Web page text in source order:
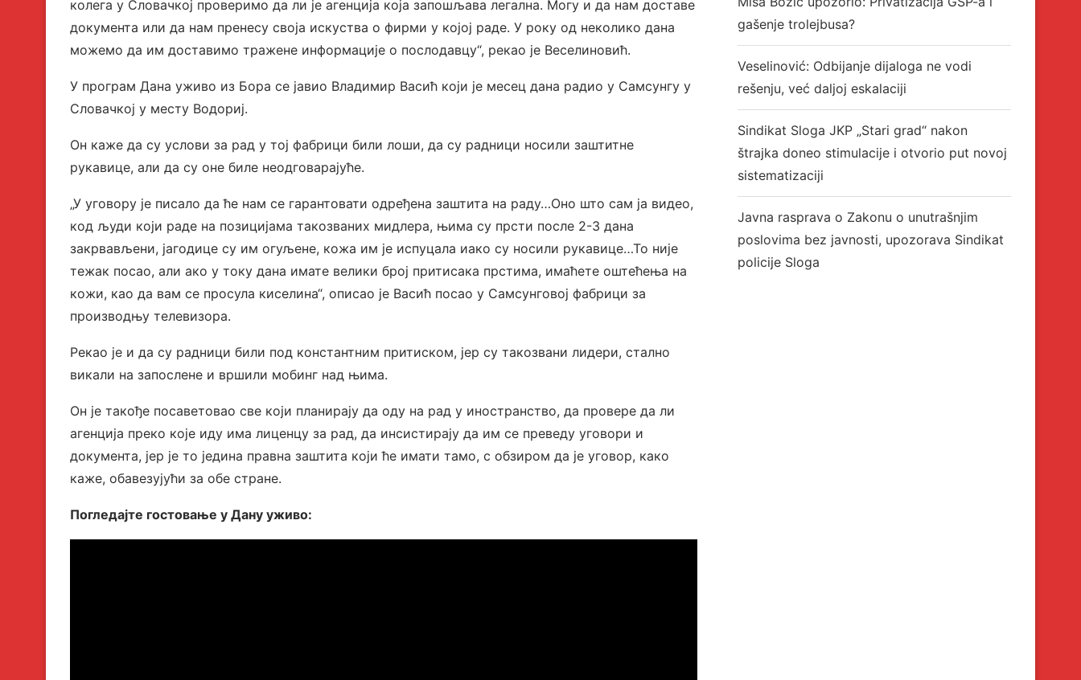
колега у Словачкој проверимо да ли је агенција која запошљава легална. Могу и да нам доставе
документа или да нам пренесу своја искуства о фирми у којој раде. У року од неколико дана
можемо да им доставимо тражене информације о послодавцу“, рекао је Веселиновић.
У програм Дана уживо из Бора се јавио Владимир Васић који је месец дана радио у Самсунгу у
Словачкој у месту Водориј.
Он каже да су услови за рад у тој фабрици били лоши, да су радници носили заштитне
рукавице, али да су оне биле неодговарајуће.
„У уговору је писало да ће нам се гарантовати одређена заштита на раду…Оно што сам ја видео,
код људи који раде на позицијама такозваних мидлера, њима су прсти после 2-3 дана
закрвављени, јагодице су им огуљене, кожа им је испуцала иако су носили рукавице…То није
тежак посао, али ако у току дана имате велики број притисака прстима, имаћете оштећења на
кожи, као да вам се просула киселина“, описао је Васић посао у Самсунговој фабрици за
производњу телевизора.
Рекао је и да су радници били под константним притиском, јер су такозвани лидери, стално
викали на запослене и вршили мобинг над њима.
Он је такође посаветовао све који планирају да оду на рад у иностранство, да провере да ли
агенција преко које иду има лиценцу за рад, да инсистирају да им се преведу уговори и
документа, јер је то једина правна заштита који ће имати тамо, с обзиром да је уговор, како
каже, обавезујући за обе стране.
Погледајте гостовање у Дану уживо:
gašenje trolejbusa?
Veselinović: Odbijanje dijaloga ne vodi
rešenju, već daljoj eskalaciji
Sindikat Sloga JKP „Stari grad“ nakon
štrajka doneo stimulacije i otvorio put novoj
sistematizaciji
Javna rasprava o Zakonu o unutrašnjim
poslovima bez javnosti, upozorava Sindikat
policije Sloga